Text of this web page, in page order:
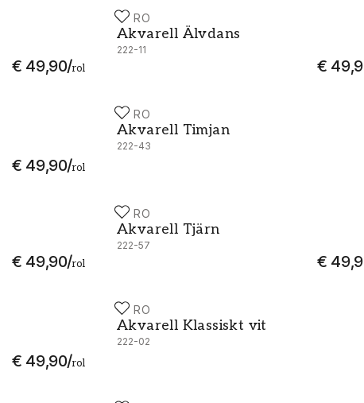
€ 49,90/rol
DURO
Akvarell Älvdans
222-11
€
Akvarell Älvdans - 222-11
€ 49,90/rol
DURO
Akvarell Timjan
222-43
Akvarell Timjan - 222-43
€ 49,90/rol
DURO
Akvarell Tjärn
222-57
€
Akvarell Tjärn - 222-57
€ 49,90/rol
DURO
Akvarell Klassiskt vit
222-02
Akvarell Klassiskt vit - 222-02